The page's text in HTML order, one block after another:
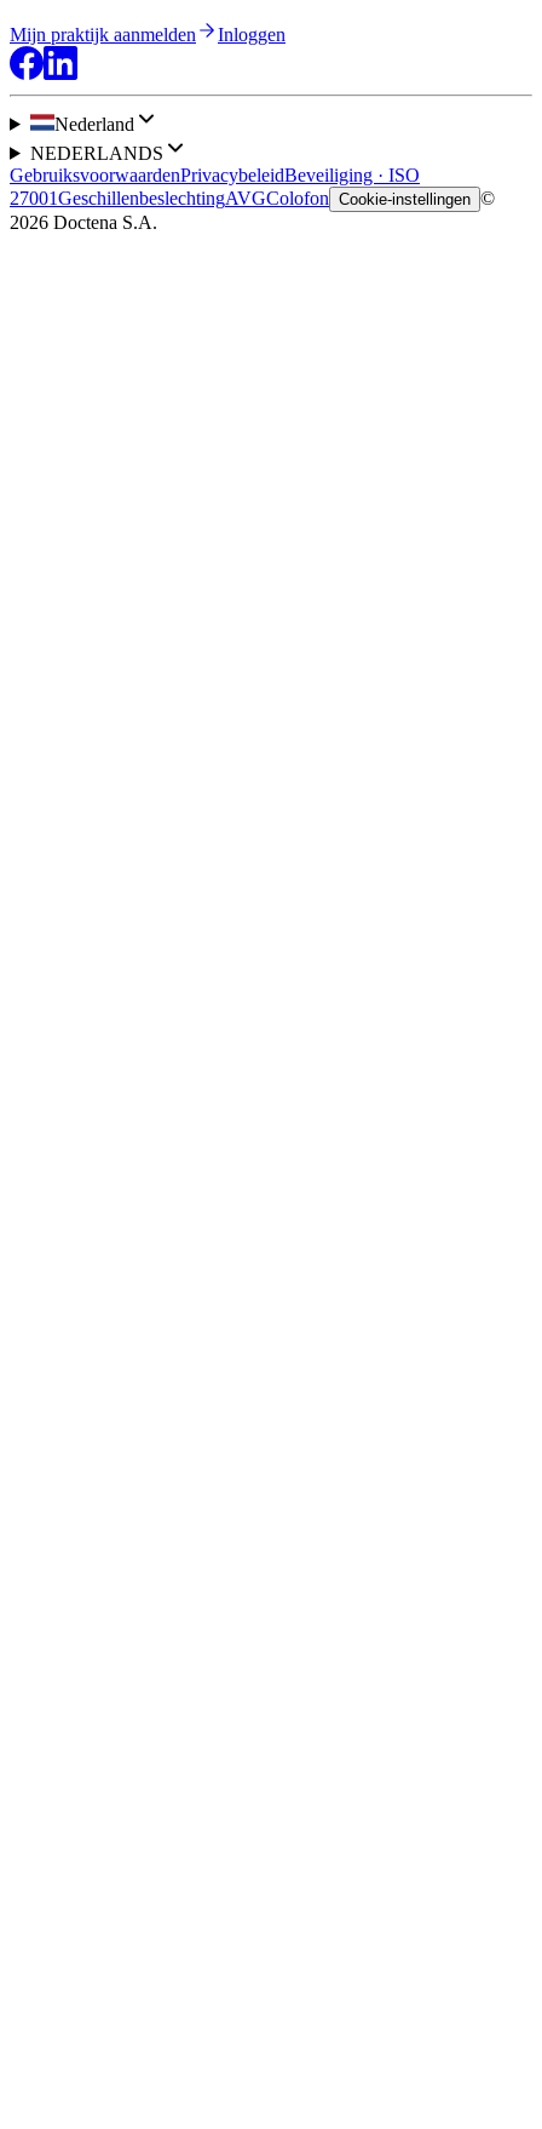
Mijn praktijk aanmelden Inloggen
Nederland
NEDERLANDS
GebruiksvoorwaardenPrivacybeleidBeveiliging · ISO
27001GeschillenbeslechtingAVGColofon Cookie-instellingen ©
2026 Doctena S.A.